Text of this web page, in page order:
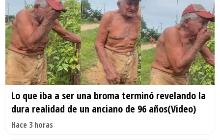
Lo que iba a ser una broma terminó revelando la
dura realidad de un anciano de 96 años(Video)
Hace 3 horas